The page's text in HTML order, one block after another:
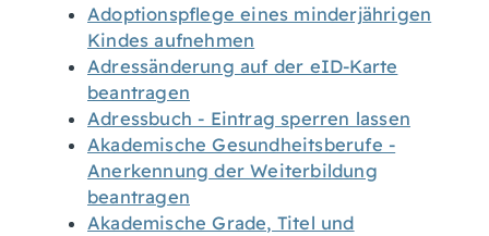
Adoptionspflege eines minderjährigen
Kindes aufnehmen
Adressänderung auf der eID-Karte
beantragen
Adressbuch - Eintrag sperren lassen
Akademische Gesundheitsberufe -
Anerkennung der Weiterbildung
beantragen
Akademische Grade, Titel und